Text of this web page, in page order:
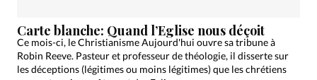
Carte blanche: Quand l’Eglise nous déçoit
Ce mois-ci, le Christianisme Aujourd'hui ouvre sa tribune à
Robin Reeve. Pasteur et professeur de théologie, il disserte sur
les déceptions (légitimes ou moins légitimes) que les chrétiens